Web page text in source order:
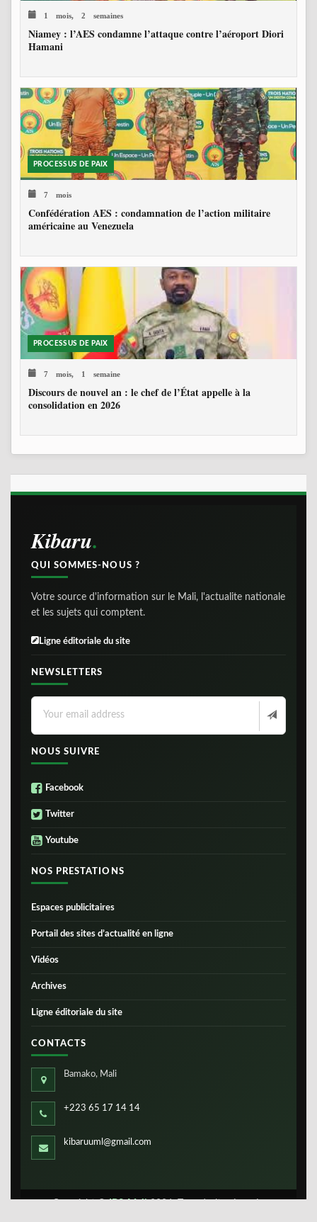
1 mois, 2 semaines
Niamey : l’AES condamne l’attaque contre l’aéroport Diori
Hamani
PROCESSUS DE PAIX
7 mois
Confédération AES : condamnation de l’action militaire
américaine au Venezuela
PROCESSUS DE PAIX
7 mois, 1 semaine
Discours de nouvel an : le chef de l’État appelle à la
consolidation en 2026
Kibaru
QUI SOMMES-NOUS ?
Votre source d'information sur le Mali, l'actualite nationale
et les sujets qui comptent.
Ligne éditoriale du site
NEWSLETTERS
NOUS SUIVRE
Facebook
Twitter
Youtube
NOS PRESTATIONS
Espaces publicitaires
Portail des sites d’actualité en ligne
Vidéos
Archives
Ligne éditoriale du site
CONTACTS
Bamako, Mali
+223 65 17 14 14
kibaruuml@gmail.com